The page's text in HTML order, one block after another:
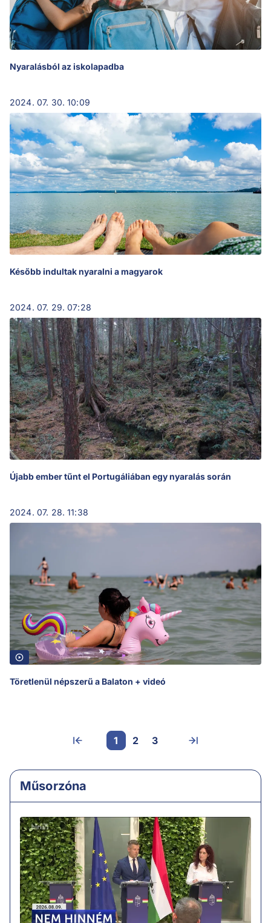
Nyaralásból az iskolapadba
2024. 07. 30. 10:09
Később indultak nyaralni a magyarok
2024. 07. 29. 07:28
Újabb ember tűnt el Portugáliában egy nyaralás során
2024. 07. 28. 11:38
Töretlenül népszerű a Balaton + videó
1 2 3
Műsorzóna